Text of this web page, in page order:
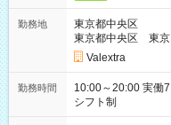
勤務地
東京都中央区
東京都中央区 東京
Valextra
勤務時間
10:00～20:00 実働7.5時間／休憩1.5時間 営業時間に合わせた
シフト制